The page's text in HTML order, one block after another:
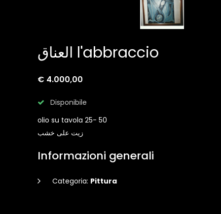
العناق l'abbraccio
€ 4.000,00
Disponibile
olio su tavola 25- 50
زيت على خشب
Informazioni generali
Categoria: Pittura